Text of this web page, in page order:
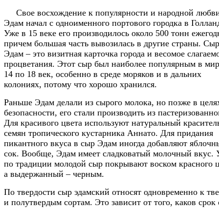
Свое восхождение к популярности и народной
Эдам начал с одноименного портового городка в
Уже в 15 веке его производилось около 500 тонн
причем большая часть вывозилась в другие страны. Сыр
Эдам – это визитная карточка города и весомое
процветания. Этот сыр был наиболее популярным в
14 по 18 век, особенно в среде моряков и в дальних
колониях, потому что хорошо хранился.
Раньше Эдам делали из сырого молока, но позже в
безопасности, его стали производить из
Для красивого цвета используют натуральный
семян тропического кустарника Аннато. Для придания
пикантного вкуса в сыр Эдам иногда добавляют
сок. Вообще, Эдам имеет сладковатый молочный вкус.
по традиции молодой сыр покрывают воском красного
а выдержанный – черным.
По твердости сыр эдамский относят одновременно к
и полутвердым сортам. Это зависит от того, каков срок